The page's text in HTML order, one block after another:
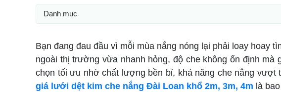
Danh mục
Bạn đang đau đầu vì mỗi mùa nắng nóng lại phải loay hoay
ngoài thị trường vừa nhanh hỏng, độ che không ổn định
chọn tối ưu nhờ chất lượng bền bỉ, khả năng che nắng vượt
giá lưới dệt kim che nắng Đài Loan khổ 2m, 3m, 4m là